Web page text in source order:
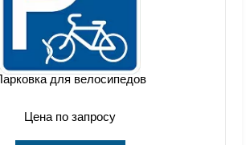
для велосипедов
Цена по запросу